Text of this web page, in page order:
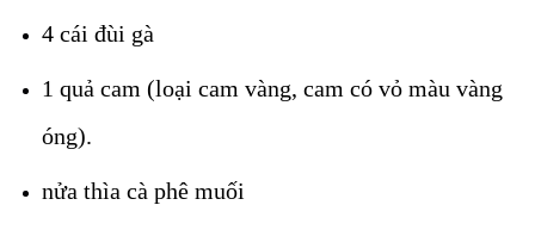
4 cái đùi gà
1 quả cam (loại cam vàng, cam có vỏ màu vàng
óng).
nửa thìa cà phê muối